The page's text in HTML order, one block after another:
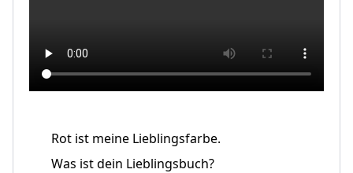
Rot ist meine Lieblingsfarbe.
Was ist dein Lieblingsbuch?